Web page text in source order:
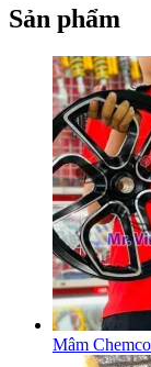
Sản phẩm
Mâm